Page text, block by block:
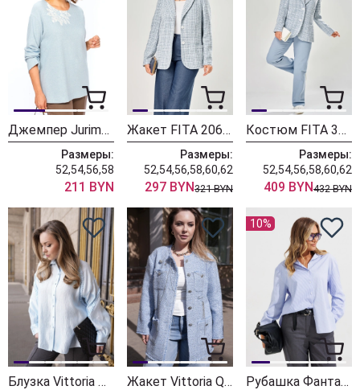
Джемпер Jurimex West 3564 голубой
Размеры:
52,54,56,58
211 BYN
Жакет FITA 2066-2 бело-голубой
Размеры:
52,54,56,58,60,62
297 BYN321 BYN
Костюм FITA 302-5 небесно-голубой
Размеры:
52,54,56,58,60,62
409 BYN432 BYN
Блузка Vittoria Queen 30423 голубой Жакет Vittoria Queen 30003-1 серебристо-голубой
10%
Рубашка Фантазия Мод 5504